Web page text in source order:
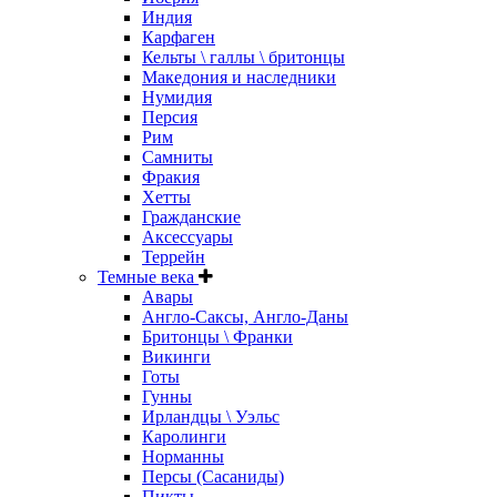
Индия
Карфаген
Кельты \ галлы \ бритонцы
Македония и наследники
Нумидия
Персия
Рим
Самниты
Фракия
Хетты
Гражданские
Аксессуары
Террейн
Темные века
Авары
Англо-Саксы, Англо-Даны
Бритонцы \ Франки
Викинги
Готы
Гунны
Ирландцы \ Уэльс
Каролинги
Норманны
Персы (Сасаниды)